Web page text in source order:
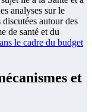
analyses sur le
autour des
de santé et du
le cadre du budget
et